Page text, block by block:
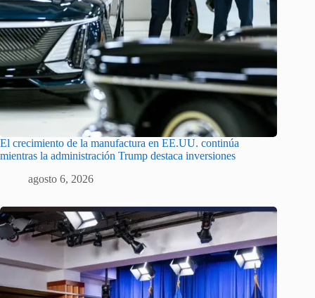
El crecimiento de la manufactura en EE.UU. continúa
mientras la administración Trump destaca inversiones
agosto 6, 2026